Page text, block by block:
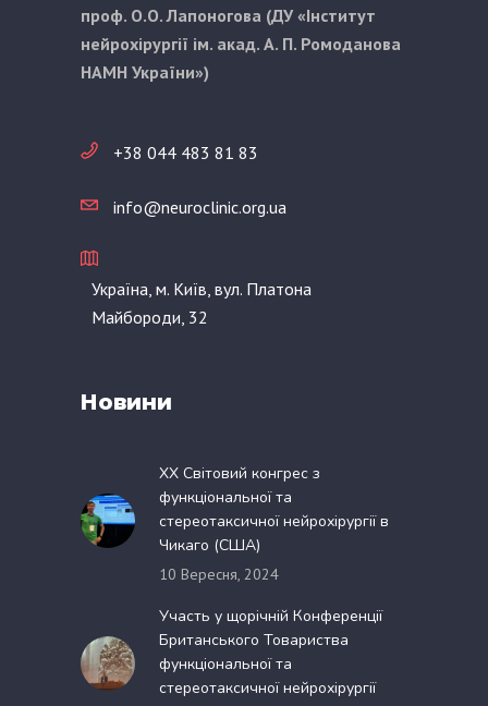
проф. О.О. Лапоногова (ДУ «Інститут
нейрохірургії ім. акад. А. П. Ромоданова
НАМН України»)
+38 044 483 81 83
info@neuroclinic.org.ua
Україна, м. Київ, вул. Платона
Майбороди, 32
Новини
XX Світовий конгрес з
функціональної та
стереотаксичної нейрохірургії в
Чикаго (США)
10 Вересня, 2024
Участь у щорічній Конференції
Британського Товариства
функціональної та
стереотаксичної нейрохірургії